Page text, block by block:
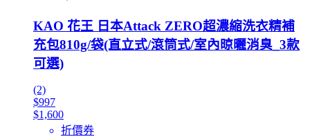
KAO 花王 日本Attack ZERO超濃縮洗衣精補
充包810g/袋(直立式/滾筒式/室內晾曬消臭_3款
可選)
(2)
$997
$1,600
折價券